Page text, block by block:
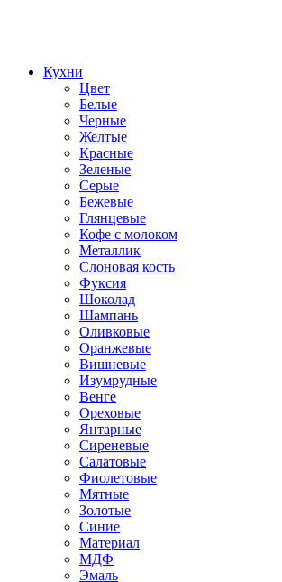
Кухни
Цвет
Белые
Черные
Желтые
Красные
Зеленые
Серые
Бежевые
Глянцевые
Кофе с молоком
Металлик
Слоновая кость
Фуксия
Шоколад
Шампань
Оливковые
Оранжевые
Вишневые
Изумрудные
Венге
Ореховые
Янтарные
Сиреневые
Салатовые
Фиолетовые
Мятные
Золотые
Синие
Материал
МДФ
Эмаль